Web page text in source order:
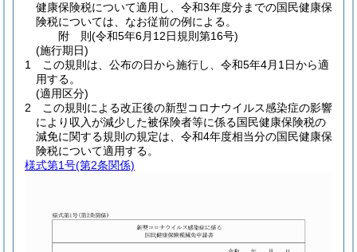
健康保険税について適用し、令和3年度分までの国民健康保
険税については、なお従前の例による。
附 則(令和5年6月12日規則第16号)
(施行期日)
1
この規則は、公布の日から施行し、令和5年4月1日から適
用する。
(適用区分)
2
この規則による改正後の新型コロナウイルス感染症の影響
により収入が減少した被保険者等に係る国民健康保険税の
減免に関する規則の規定は、令和4年度相当分の国民健康保
険税について適用する。
様式第1号(第2条関係)